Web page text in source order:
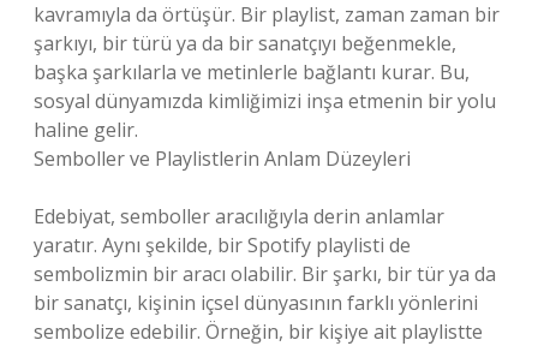
kavramıyla da örtüşür. Bir playlist, zaman zaman bir
şarkıyı, bir türü ya da bir sanatçıyı beğenmekle,
başka şarkılarla ve metinlerle bağlantı kurar. Bu,
sosyal dünyamızda kimliğimizi inşa etmenin bir yolu
haline gelir.
Semboller ve Playlistlerin Anlam Düzeyleri
Edebiyat, semboller aracılığıyla derin anlamlar
yaratır. Aynı şekilde, bir Spotify playlisti de
sembolizmin bir aracı olabilir. Bir şarkı, bir tür ya da
bir sanatçı, kişinin içsel dünyasının farklı yönlerini
sembolize edebilir. Örneğin, bir kişiye ait playlistte